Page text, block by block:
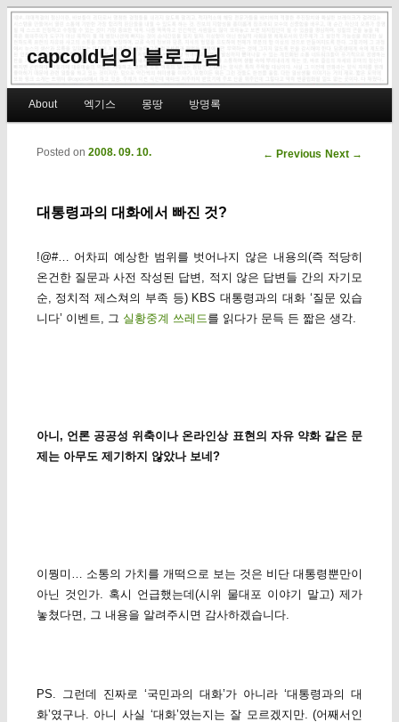
capcold님의 블로그님
Skip to primary content
Skip to secondary content
About 엑기스 몽땅 방명록
Post navigation
← Previous Next →
대통령과의 대화에서 빠진 것?
Posted on 2008. 09. 10.
!@#… 어차피 예상한 범위를 벗어나지 않은 내용의(즉 적당히
온건한 질문과 사전 작성된 답변, 적지 않은 답변들 간의 자기모
순, 정치적 제스쳐의 부족 등) KBS 대통령과의 대화 ‘질문 있습
니다’ 이벤트, 그 실황중계 쓰레드 를 읽다가 문득 든 짧은 생각.
아니, 언론 공공성 위축이나 온라인상 표현의 자유 약화 같은 문
제는 아무도 제기하지 않았나 보네?
이뭥미… 소통의 가치를 개떡으로 보는 것은 비단 대통령뿐만이
아닌 것인가. 혹시 언급했는데(시위 물대포 이야기 말고) 제가
놓쳤다면, 그 내용을 알려주시면 감사하겠습니다.
PS. 그런데 진짜로 ‘국민과의 대화’가 아니라 ‘대통령과의 대
화’였구나. 아니 사실 ‘대화’였는지는 잘 모르겠지만. (어째서인